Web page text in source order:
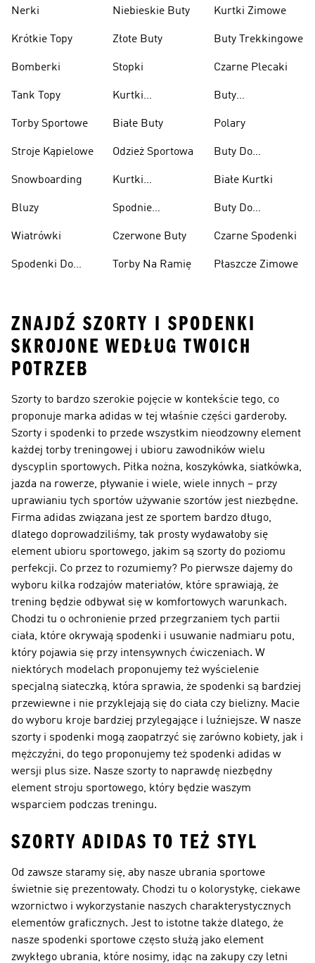
Nerki
Krótkie Topy
Bomberki
Tank Topy
Torby Sportowe
Stroje Kąpielowe
Snowboarding
Bluzy
Wiatrówki
Spodenki Do
Niebieskie Buty
Złote Buty
Stopki
Kurtki
Białe Buty
Odzież Sportowa
Kurtki
Spodnie
Czerwone Buty
Torby Na Ramię
Kurtki Zimowe
Buty Trekkingowe
Czarne Plecaki
Buty
Polary
Buty Do
Ciężarów
Białe Kurtki
Buty Do
Czarne Spodenki
Płaszcze Zimowe
ZNAJDŹ SZORTY I SPODENKI
SKROJONE WEDŁUG TWOICH
POTRZEB
Szorty to bardzo szerokie pojęcie w kontekście tego, co
proponuje marka adidas w tej właśnie części garderoby.
Szorty i spodenki to przede wszystkim nieodzowny element
każdej torby treningowej i ubioru zawodników wielu
dyscyplin sportowych. Piłka nożna, koszykówka, siatkówka,
jazda na rowerze, pływanie i wiele, wiele innych – przy
uprawianiu tych sportów używanie szortów jest niezbędne.
Firma adidas związana jest ze sportem bardzo długo,
dlatego doprowadziliśmy, tak prosty wydawałoby się
element ubioru sportowego, jakim są szorty do poziomu
perfekcji. Co przez to rozumiemy? Po pierwsze dajemy do
wyboru kilka rodzajów materiałów, które sprawiają, że
trening będzie odbywał się w komfortowych warunkach.
Chodzi tu o ochronienie przed przegrzaniem tych partii
ciała, które okrywają spodenki i usuwanie nadmiaru potu,
który pojawia się przy intensywnych ćwiczeniach. W
niektórych modelach proponujemy też wyścielenie
specjalną siateczką, która sprawia, że spodenki są bardziej
przewiewne i nie przyklejają się do ciała czy bielizny. Macie
do wyboru kroje bardziej przylegające i luźniejsze. W nasze
szorty i spodenki mogą zaopatrzyć się zarówno kobiety, jak i
mężczyźni, do tego proponujemy też spodenki adidas w
wersji plus size. Nasze szorty to naprawdę niezbędny
element stroju sportowego, który będzie waszym
wsparciem podczas treningu.
SZORTY ADIDAS TO TEŻ STYL
Od zawsze staramy się, aby nasze ubrania sportowe
świetnie się prezentowały. Chodzi tu o kolorystykę, ciekawe
wzornictwo i wykorzystanie naszych charakterystycznych
elementów graficznych. Jest to istotne także dlatego, że
nasze spodenki sportowe często służą jako element
zwykłego ubrania, które nosimy, idąc na zakupy czy letni